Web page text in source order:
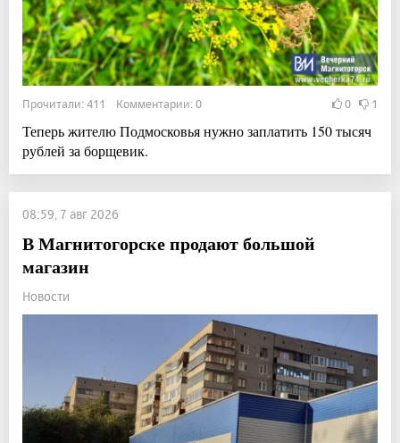
Прочитали: 411 Комментарии: 0 0 1
Теперь жителю Подмосковья нужно заплатить 150 тысяч
рублей за борщевик.
08:59, 7 авг 2026
В Магнитогорске продают большой
магазин
Новости